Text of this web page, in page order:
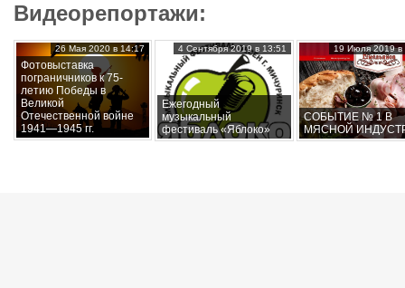
Видеорепортажи:
Фотовыставка
пограничников к 75-
летию Победы в
Великой
Отечественной войне
1941—1945 гг.
26 Мая 2020 в 14:17
Ежегодный
музыкальный
фестиваль «Яблоко»
4 Сентября 2019 в 13:51
СОБЫТИЕ № 1 В
МЯСНОЙ
19 Июля 2019 в